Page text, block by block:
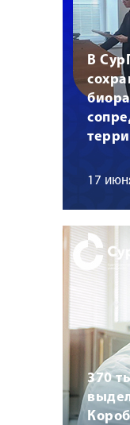
В
17
370